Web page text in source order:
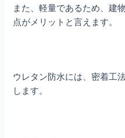
また、軽量であるため、建
点がメリットと言えます。
ウレタン防水には、密着工
します。